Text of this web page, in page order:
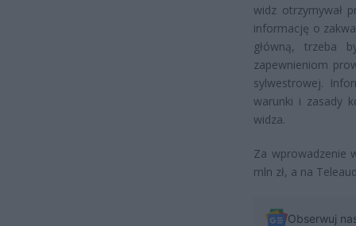
widz otrzymywał
informację o
główną, trzeba
zapewnieniom
sylwestrowej.
warunki i zasady
widza.
Za wprowadzenie
mln zł, a na
Obserwuj